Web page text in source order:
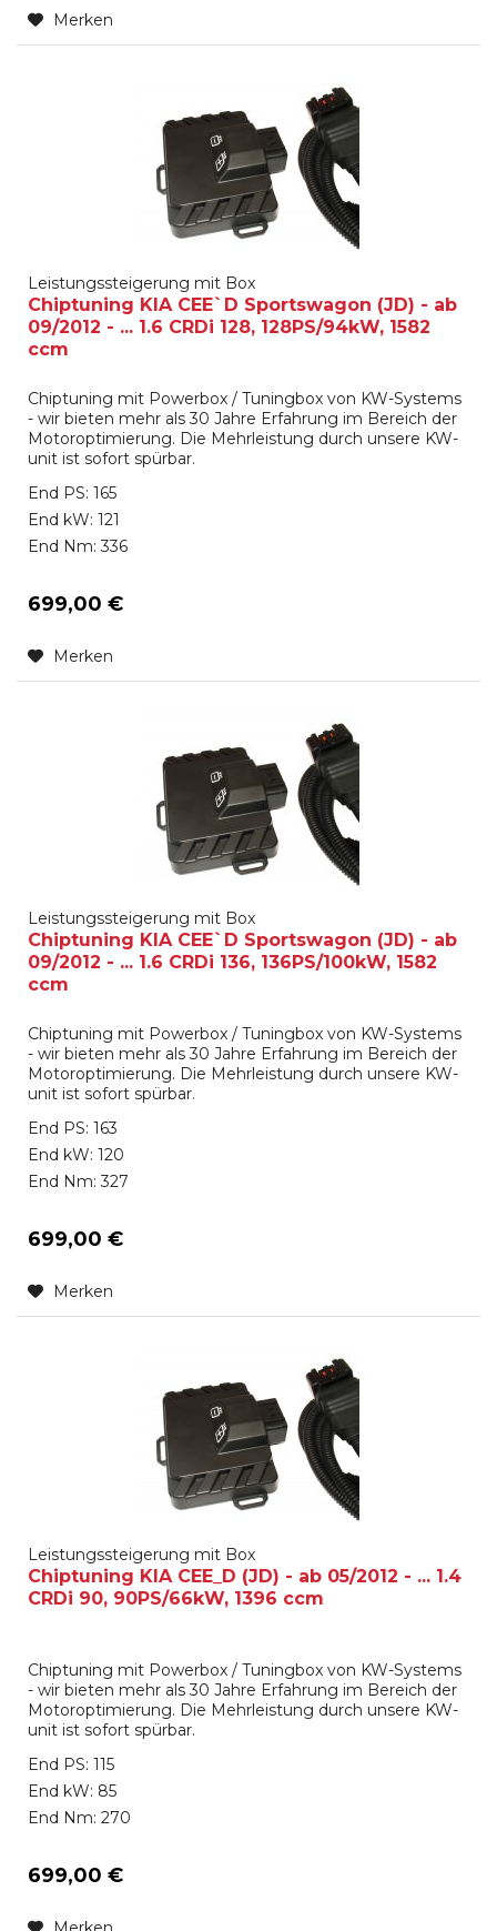
Merken
Leistungssteigerung mit Box
Chiptuning KIA CEE`D Sportswagon (JD) - ab
09/2012 - ... 1.6 CRDi 128, 128PS/94kW, 1582
ccm
Chiptuning mit Powerbox / Tuningbox von KW-Systems
- wir bieten mehr als 30 Jahre Erfahrung im Bereich der
Motoroptimierung. Die Mehrleistung durch unsere KW-
unit ist sofort spürbar.
End PS: 165
End kW: 121
End Nm: 336
699,00 €
Merken
Leistungssteigerung mit Box
Chiptuning KIA CEE`D Sportswagon (JD) - ab
09/2012 - ... 1.6 CRDi 136, 136PS/100kW, 1582
ccm
Chiptuning mit Powerbox / Tuningbox von KW-Systems
- wir bieten mehr als 30 Jahre Erfahrung im Bereich der
Motoroptimierung. Die Mehrleistung durch unsere KW-
unit ist sofort spürbar.
End PS: 163
End kW: 120
End Nm: 327
699,00 €
Merken
Leistungssteigerung mit Box
Chiptuning KIA CEE_D (JD) - ab 05/2012 - ... 1.4
CRDi 90, 90PS/66kW, 1396 ccm
Chiptuning mit Powerbox / Tuningbox von KW-Systems
- wir bieten mehr als 30 Jahre Erfahrung im Bereich der
Motoroptimierung. Die Mehrleistung durch unsere KW-
unit ist sofort spürbar.
End PS: 115
End kW: 85
End Nm: 270
699,00 €